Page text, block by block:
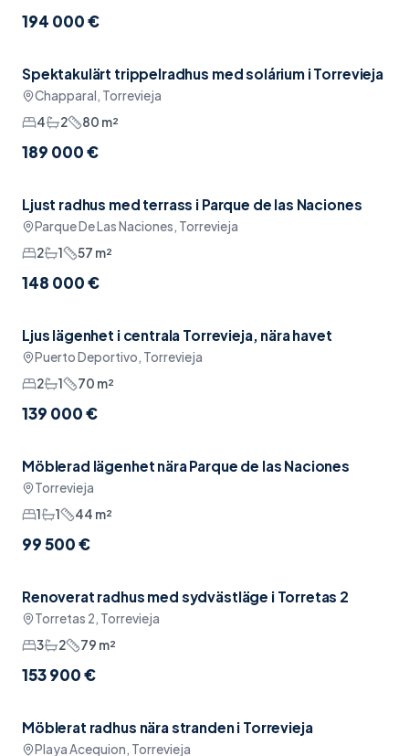
194 000 €
Sänkt pris Pool
Spektakulärt trippelradhus med solárium i Torrevieja
Chapparal, Torrevieja
4
2 80 m²
189 000 €
Reserverad Pool
Ljust radhus med terrass i Parque de las Naciones
Parque De Las Naciones, Torrevieja
2
1 57 m²
148 000 €
Möblerat
Ljus lägenhet i centrala Torrevieja, nära havet
Puerto Deportivo, Torrevieja
2
1 70 m²
139 000 €
Sänkt pris Möblerat
Möblerad lägenhet nära Parque de las Naciones
Torrevieja
1
1 44 m²
99 500 €
Möblerat
Renoverat radhus med sydvästläge i Torretas 2
Torretas 2, Torrevieja
3
2 79 m²
153 900 €
Möblerat
Möblerat radhus nära stranden i Torrevieja
Playa Acequion, Torrevieja